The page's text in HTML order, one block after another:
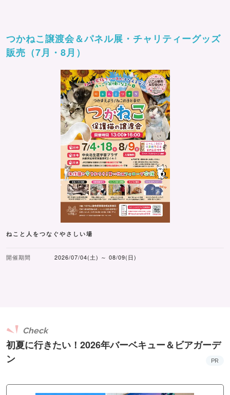
つかねこ譲渡会＆パネル展・チャリティーグッズ
販売（7月・8月）
ねこと人をつなぐやさしい場
開催期間 2026/07/04(土) ～ 08/09(日)
初夏に行きたい！2026年バーベキュー＆ビアガーデ
ン
Check
PR